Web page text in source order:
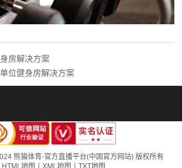
房解决方案
位健身房解决方案
熊猫体育-官方直播平台(中国官方网站) 版权所有
HTML地图 XML地图 TXT地图